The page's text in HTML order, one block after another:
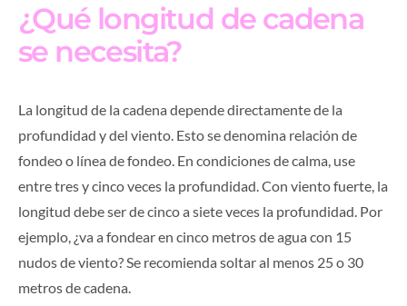
¿Qué longitud de cadena
se necesita?
La longitud de la cadena depende directamente de la
profundidad y del viento. Esto se denomina relación de
fondeo o línea de fondeo. En condiciones de calma, use
entre tres y cinco veces la profundidad. Con viento fuerte, la
longitud debe ser de cinco a siete veces la profundidad. Por
ejemplo, ¿va a fondear en cinco metros de agua con 15
nudos de viento? Se recomienda soltar al menos 25 o 30
metros de cadena.